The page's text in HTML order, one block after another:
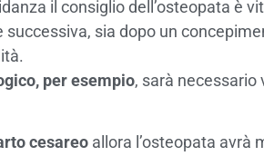
il consiglio dell’osteopata è
successiva, sia dopo un
per esempio, sarà necessario
cesareo allora l’osteopata avrà